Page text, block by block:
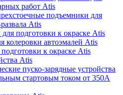
работ Atis
подъемники для
Atis
подготовки к окраске Atis
колеровки автоэмалей Atis
к окраске Atis
Atis
пуско-зарядные устройства
стартовым током от 350А